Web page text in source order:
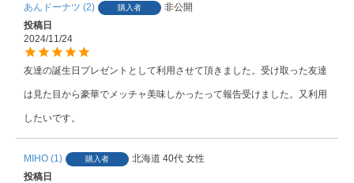
あんドーナツ 2 購入者
非公開
投稿日
2024/11/24
友達の誕生日プレゼントとして利用させて頂きました。受け取った友達
は見た目から豪華でメッチャ美味しかったって報告受けました。又利用
したいです。
MIHO 1 購入者 北海道 40代 女性
投稿日